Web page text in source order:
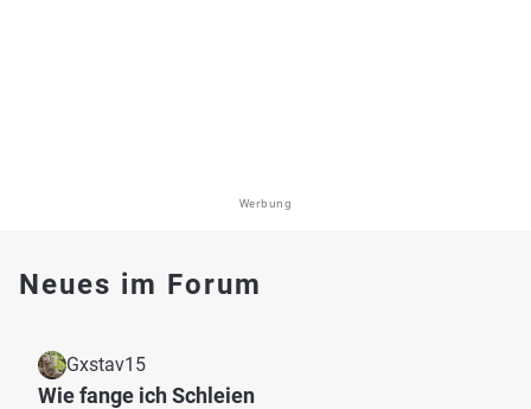
Werbung
Neues im Forum
Gxstav15
Wie fange ich Schleien